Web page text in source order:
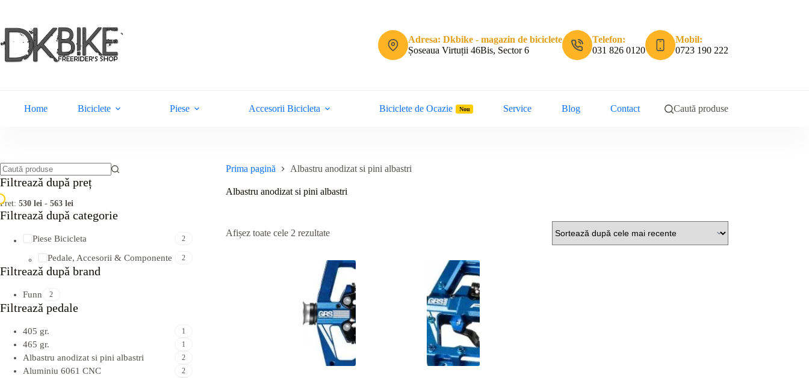
conținut
Adresa: Dkbike - magazin de biciclete
Șoseaua Virtuții 46Bis, Sector 6
Telefon:
031 826 0120
Mobil:
0723 190 222
Home Biciclete Piese Accesorii Bicicleta Biciclete de Ocazie Nou Service Blog Contact Caută produse
Prima pagină Albastru anodizat si pini albastri
Albastru anodizat si pini albastri
Afișez toate cele 2 rezultateSortat
mai
recente
Niciun
Filtreazǎ dupǎ preț
Pret: 530 lei - 563 lei
Filtreazǎ dupǎ categorie
Piese Bicicleta 2
Pedale, Accesorii & Componente 2
Filtreazǎ dupǎ brand
Funn 2
Filtreazǎ pedale
405 gr. 1
465 gr. 1
Albastru anodizat si pini albastri 2
Aluminiu 6061 CNC 2